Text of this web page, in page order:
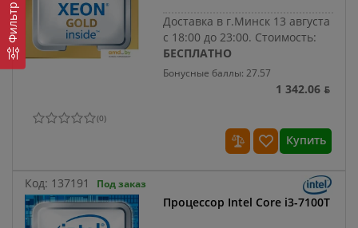
Фильтр
Доставка в г.Минск 13 августа
с 18:00 до 23:00. Стоимость:
БЕСПЛАТНО
Бонусные баллы: 27.57
1 342.06 ƃ
(0)
Купить
Код: 137191 Под заказ
Процессор Intel Core i3-7100T